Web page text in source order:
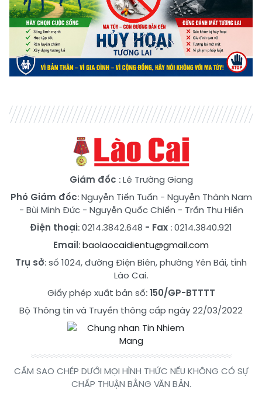
Giám đốc : Lê Trường Giang
Phó Giám đốc:Nguyễn Tiến Tuấn - Nguyễn Thành Nam
- Bùi Minh Đức- Nguyễn Quốc Chiến - Trần Thu Hiền
Điện thoại: 0214.3842.648 - Fax : 0214.3840.921
Email:baolaocaidientu@gmail.com
Trụ sở: số 1024, đường Điện Biên, phường Yên Bái, tỉnh
Lào Cai.
Giấy phép xuất bản số:150/GP-BTTTT
Bộ Thông tin và Truyền thông cấp ngày 22/03/2022
CẤM SAO CHÉP DƯỚI MỌI HÌNH THỨC NẾU KHÔNG CÓ SỰ
CHẤP THUẬN BẰNG VĂN BẢN.